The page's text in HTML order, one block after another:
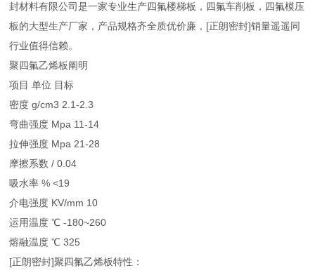
封材料有限公司是一家专业生产四氟楼梯板，四氟车削板，四氟模压
板的大型生产厂家，产品规格齐全质优价廉，[正朗密封]销量遥遥同
行业值得信赖。
聚四氟乙烯板阐明
项目 单位 目标
密度 g/cm3 2.1-2.3
弯曲强度 Mpa 11-14
拉伸强度 Mpa 21-28
摩擦系数 / 0.04
吸水率 % <19
介电强度 KV/mm 10
运用温度 ℃ -180~260
熔融温度 ℃ 325
[正朗密封]聚四氟乙烯板特性：